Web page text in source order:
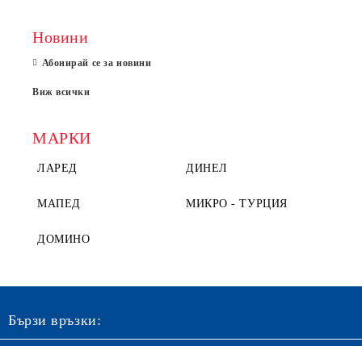
Новини
Абонирай се за новини
Виж всички
МАРКИ
ЛАРЕД ДИНЕЛ
МАПЕД МИКРО - ТУРЦИЯ
ДОМИНО
Бързи връзки: